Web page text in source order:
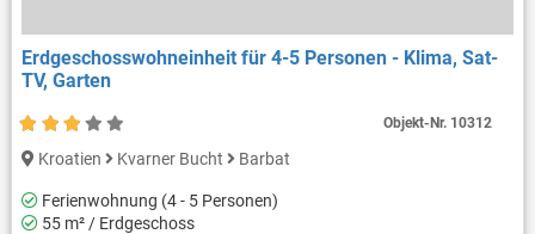
Erdgeschosswohneinheit für 4-5 Personen - Klima, Sat-
TV, Garten
Kroatien Kvarner Bucht Barbat
Ferienwohnung (4 - 5 Personen)
55 m² / Erdgeschoss
Objekt-Nr. 10312